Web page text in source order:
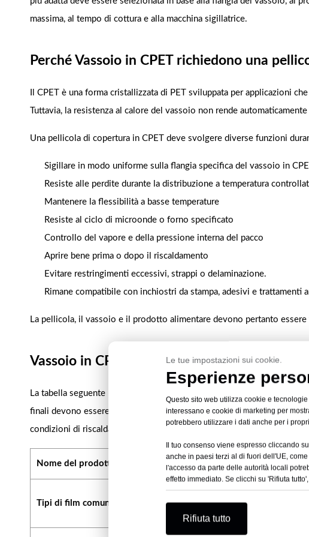
massima, al tempo di cottura e alla macchina sigillatrice.
Perché Vassoio in CPET richiedono una
Il CPET è una forma cristallizzata di PET sviluppata per applicazioni
Tuttavia, la resistenza al calore del vassoio non rende
Una pellicola di copertura in CPET deve svolgere diverse funzioni
Sigillare in modo uniforme sulla flangia specifica del vassoio in
Resiste alle perdite durante la distribuzione a temperatura
Mantenere la flessibilità a basse temperature
Resiste al ciclo di microonde o forno specificato
Controllo del vapore e della pressione interna del pacco
Aprire bene prima o dopo il riscaldamento
Evitare restringimenti eccessivi, strappi o delaminazione.
Rimane compatibile con inchiostri da stampa, adesivi e trattamenti
La pellicola, il vassoio e il prodotto alimentare devono pertanto
Vassoio in CPET Specifiche della pellicola
La tabella seguente riassume le opzioni più comuni disponibili nella
finali devono essere confermate in base al tipo di pellicola
condizioni di riscaldamento.
Nome del prodotto Pellicola di copertura
Tipi di film comuni
Le tue impostazioni sui cookie.
Esperienze
Questo sito web utilizza cookie e
interessano e cookie di marketing per
potrebbero utilizzare i dati anche per i
Il tuo consenso viene espresso cliccando
anche in paesi terzi al di fuori dell'UE,
l'accesso da parte delle autorità locali
effetto immediato. Se clicchi su 'Rifiuta
Rifiuta tutto